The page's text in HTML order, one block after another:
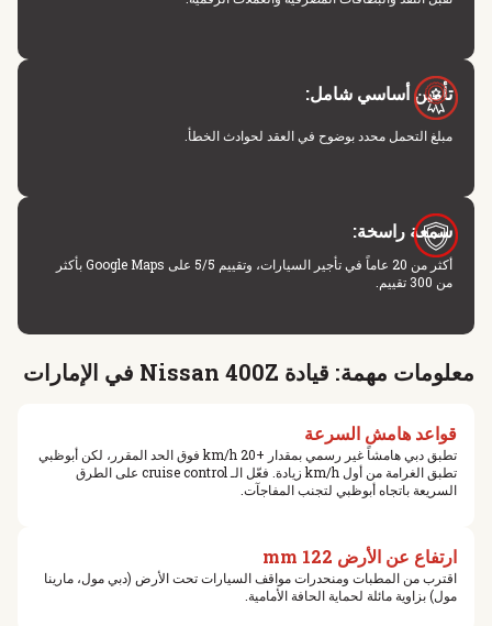
تأمين أساسي شامل:
مبلغ التحمل محدد بوضوح في العقد لحوادث الخطأ.
سمعة راسخة:
أكثر من 20 عاماً في تأجير السيارات، وتقييم 5/5 على Google Maps بأكثر
من 300 تقييم.
معلومات مهمة: قيادة Nissan 400Z في الإمارات
قواعد هامش السرعة
تطبق دبي هامشاً غير رسمي بمقدار +20 km/h فوق الحد المقرر، لكن أبوظبي
تطبق الغرامة من أول km/h زيادة. فعّل الـ cruise control على الطرق
السريعة باتجاه أبوظبي لتجنب المفاجآت.
ارتفاع عن الأرض 122 mm
اقترب من المطبات ومنحدرات مواقف السيارات تحت الأرض (دبي مول، مارينا
مول) بزاوية مائلة لحماية الحافة الأمامية.